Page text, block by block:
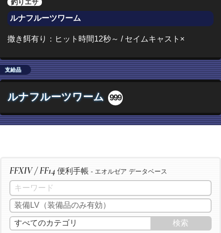
釣りエサ
ルナフルーツワーム
撒き餌有り：ヒット時間12秒～ / セイムキャスト×
支給品
ルナフルーツワーム 999
FFXIV / FF14 便利手帳 - エオルゼア データベース